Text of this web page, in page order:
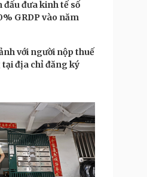
giống tâm hồn
đấu đưa kinh tế số
GRDP vào năm
với người nộp thuế
địa chỉ đăng ký